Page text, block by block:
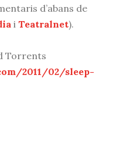
d’abans de
i Teatralnet).
Torrents
2011/02/sleep-